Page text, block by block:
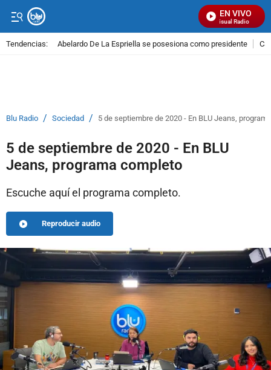
EN VIVO
Señal Visual Radio
Tendencias: Abelardo De La Espriella se posesiona como presidente
Blu Radio / Sociedad / 5 de septiembre de 2020 - En BLU Jeans,
5 de septiembre de 2020 - En BLU
Jeans, programa completo
Escuche aquí el programa completo.
Reproducir audio